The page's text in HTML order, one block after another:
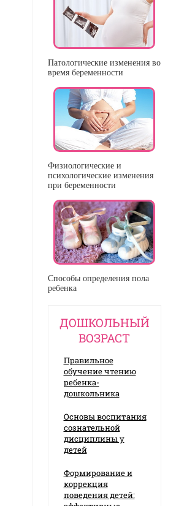
Патологические изменения во
время беременности
Физиологические и
психологические изменения
при беременности
Способы определения пола
ребенка
ДОШКОЛЬНЫЙ
ВОЗРАСТ
Правильное
обучение чтению
ребенка-
дошкольника
Основы воспитания
сознательной
дисциплины у
детей
Формирование и
коррекция
поведения детей: